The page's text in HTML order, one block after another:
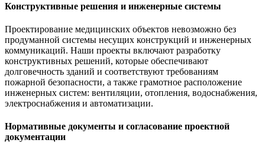
Конструктивные решения и инженерные системы
Проектирование медицинских объектов невозможно без
продуманной системы несущих конструкций и инженерных
коммуникаций. Наши проекты включают разработку
конструктивных решений, которые обеспечивают
долговечность зданий и соответствуют требованиям
пожарной безопасности, а также грамотное расположение
инженерных систем: вентиляции, отопления, водоснабжения,
электроснабжения и автоматизации.
Нормативные документы и согласование проектной
документации